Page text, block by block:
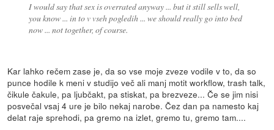
I would say that sex is overrated anyway ... but it still sells well,
you know ... in to v vseh pogledih ... we should really go into bed
now ... not together, of course.
Kar lahko rečem zase je, da so vse moje zveze vodile v to, da so
punce hodile k meni v studijo več ali manj motit workflow, trash talk,
čikule čakule, pa ljubčakt, pa stiskat, pa brezveze... Če se jim nisi
posvečal vsaj 4 ure je bilo nekaj narobe. Čez dan pa namesto kaj
delat raje sprehodi, pa gremo na izlet, gremo tu, gremo tam....